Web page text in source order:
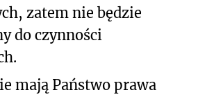
zatem nie będzie
do czynności
mają Państwo prawa